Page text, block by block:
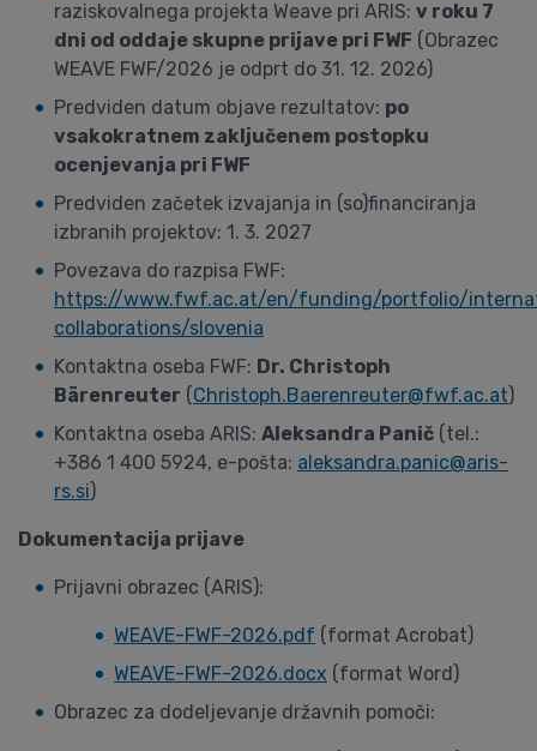
raziskovalnega projekta Weave pri ARIS: v roku 7
dni od oddaje skupne prijave pri FWF (Obrazec
WEAVE FWF/2026 je odprt do 31. 12. 2026)
Predviden datum objave rezultatov: po
vsakokratnem zaključenem postopku
ocenjevanja pri FWF
Predviden začetek izvajanja in (so)financiranja
izbranih projektov: 1. 3. 2027
Povezava do razpisa FWF:
https://www.fwf.ac.at/en/funding/portfolio/
collaborations/slovenia
Kontaktna oseba FWF: Dr. Christoph
Bärenreuter (Christoph.Baerenreuter@fwf.ac.at)
Kontaktna oseba ARIS: Aleksandra Panič (tel.:
+386 1 400 5924, e-pošta: aleksandra.panic@aris-
rs.si)
Dokumentacija prijave
Prijavni obrazec (ARIS):
WEAVE-FWF-2026.pdf (format Acrobat)
WEAVE-FWF-2026.docx (format Word)
Obrazec za dodeljevanje državnih pomoči: